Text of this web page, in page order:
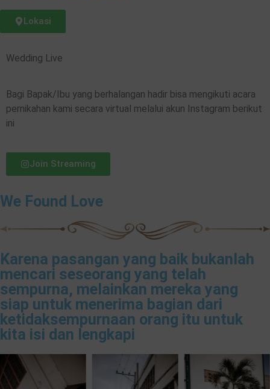
Lokasi
Wedding Live
Bagi Bapak/Ibu yang berhalangan hadir bisa mengikuti acara
pernikahan kami secara virtual melalui akun Instagram berikut
ini
Join Streaming
We Found Love
Karena pasangan yang baik bukanlah
mencari seseorang yang telah
sempurna, melainkan mereka yang
siap untuk menerima bagian dari
ketidaksempurnaan orang itu untuk
kita isi dan lengkapi